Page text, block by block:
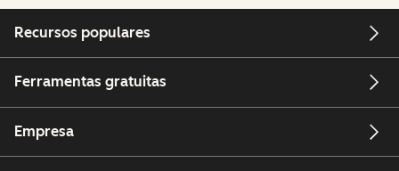
Recursos populares
Ferramentas gratuitas
Empresa